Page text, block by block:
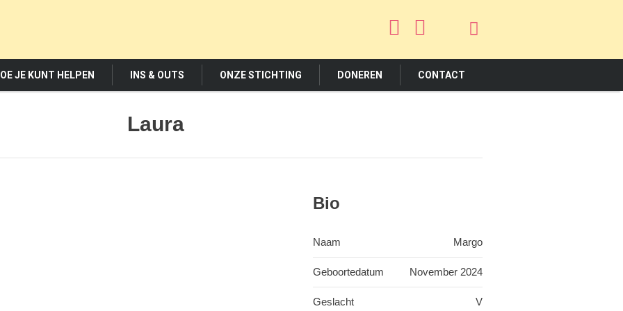
JE KUNT HELPEN INS & OUTS ONZE STICHTING DONEREN CONTACT
Laura
Bio
Naam Margo
Geboortedatum November 2024
Geslacht V